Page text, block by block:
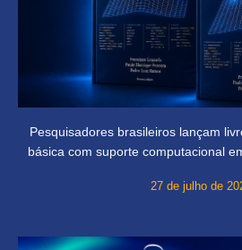
Pesquisadores brasileiros lançam
básica com suporte computacional
27 de julho de